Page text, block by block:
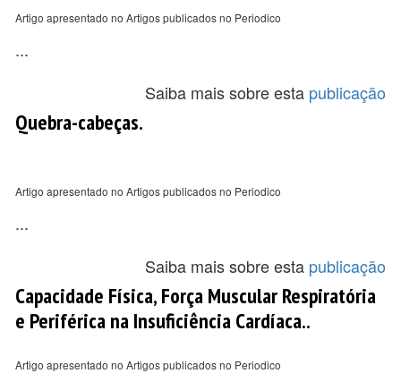
Artigo apresentado no Artigos publicados no Periodico
...
Saiba mais sobre esta publicação
Quebra-cabeças.
Artigo apresentado no Artigos publicados no Periodico
...
Saiba mais sobre esta publicação
Capacidade Física, Força Muscular Respiratória
e Periférica na Insuficiência Cardíaca..
Artigo apresentado no Artigos publicados no Periodico